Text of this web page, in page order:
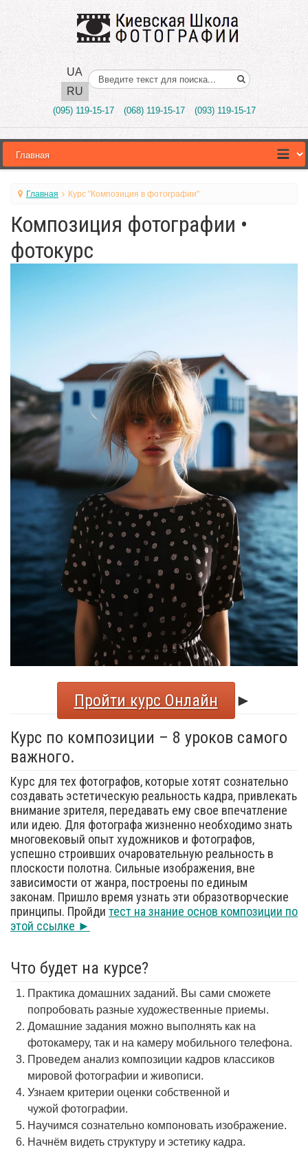
UA
RU
Поиск..
(095) 119-15-17 (068) 119-15-17 (093) 119-15-17
Главная Курс "Композиция в фотографии"
Композиция фотографии •
фотокурс
Пройти курс Онлайн
►
Курс по композиции – 8 уроков самого
важного.
Курс для тех фотографов, которые хотят сознательно
создавать эстетическую реальность кадра, привлекать
внимание зрителя, передавать ему свое впечатление
или идею. Для фотографа жизненно необходимо знать
многовековый опыт художников и фотографов,
успешно строивших очаровательную реальность в
плоскости полотна. Сильные изображения, вне
зависимости от жанра, построены по единым
законам. Пришло время узнать эти образотворческие
принципы. Пройди тест на знание основ композиции по
этой ссылке ►
Что будет на курсе?
Практика домашних заданий. Вы сами сможете
попробовать разные художественные приемы.
Домашние задания можно выполнять как на
фотокамеру, так и на камеру мобильного телефона.
Проведем анализ композиции кадров классиков
мировой фотографии и живописи.
Узнаем критерии оценки собственной и
чужой фотографии.
Научимся сознательно компоновать изображение.
Начнём видеть структуру и эстетику кадра.